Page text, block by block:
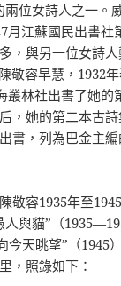
兩位女詩人之一。
7月江蘇國民出書社
，與另一位女詩人
敬容早慧，1932
叢林社出書了她的
，她的第二本古
書，列為巴金主
敬容1935年至
人與貓”（
今天眺望”（1945
，照錄如下：